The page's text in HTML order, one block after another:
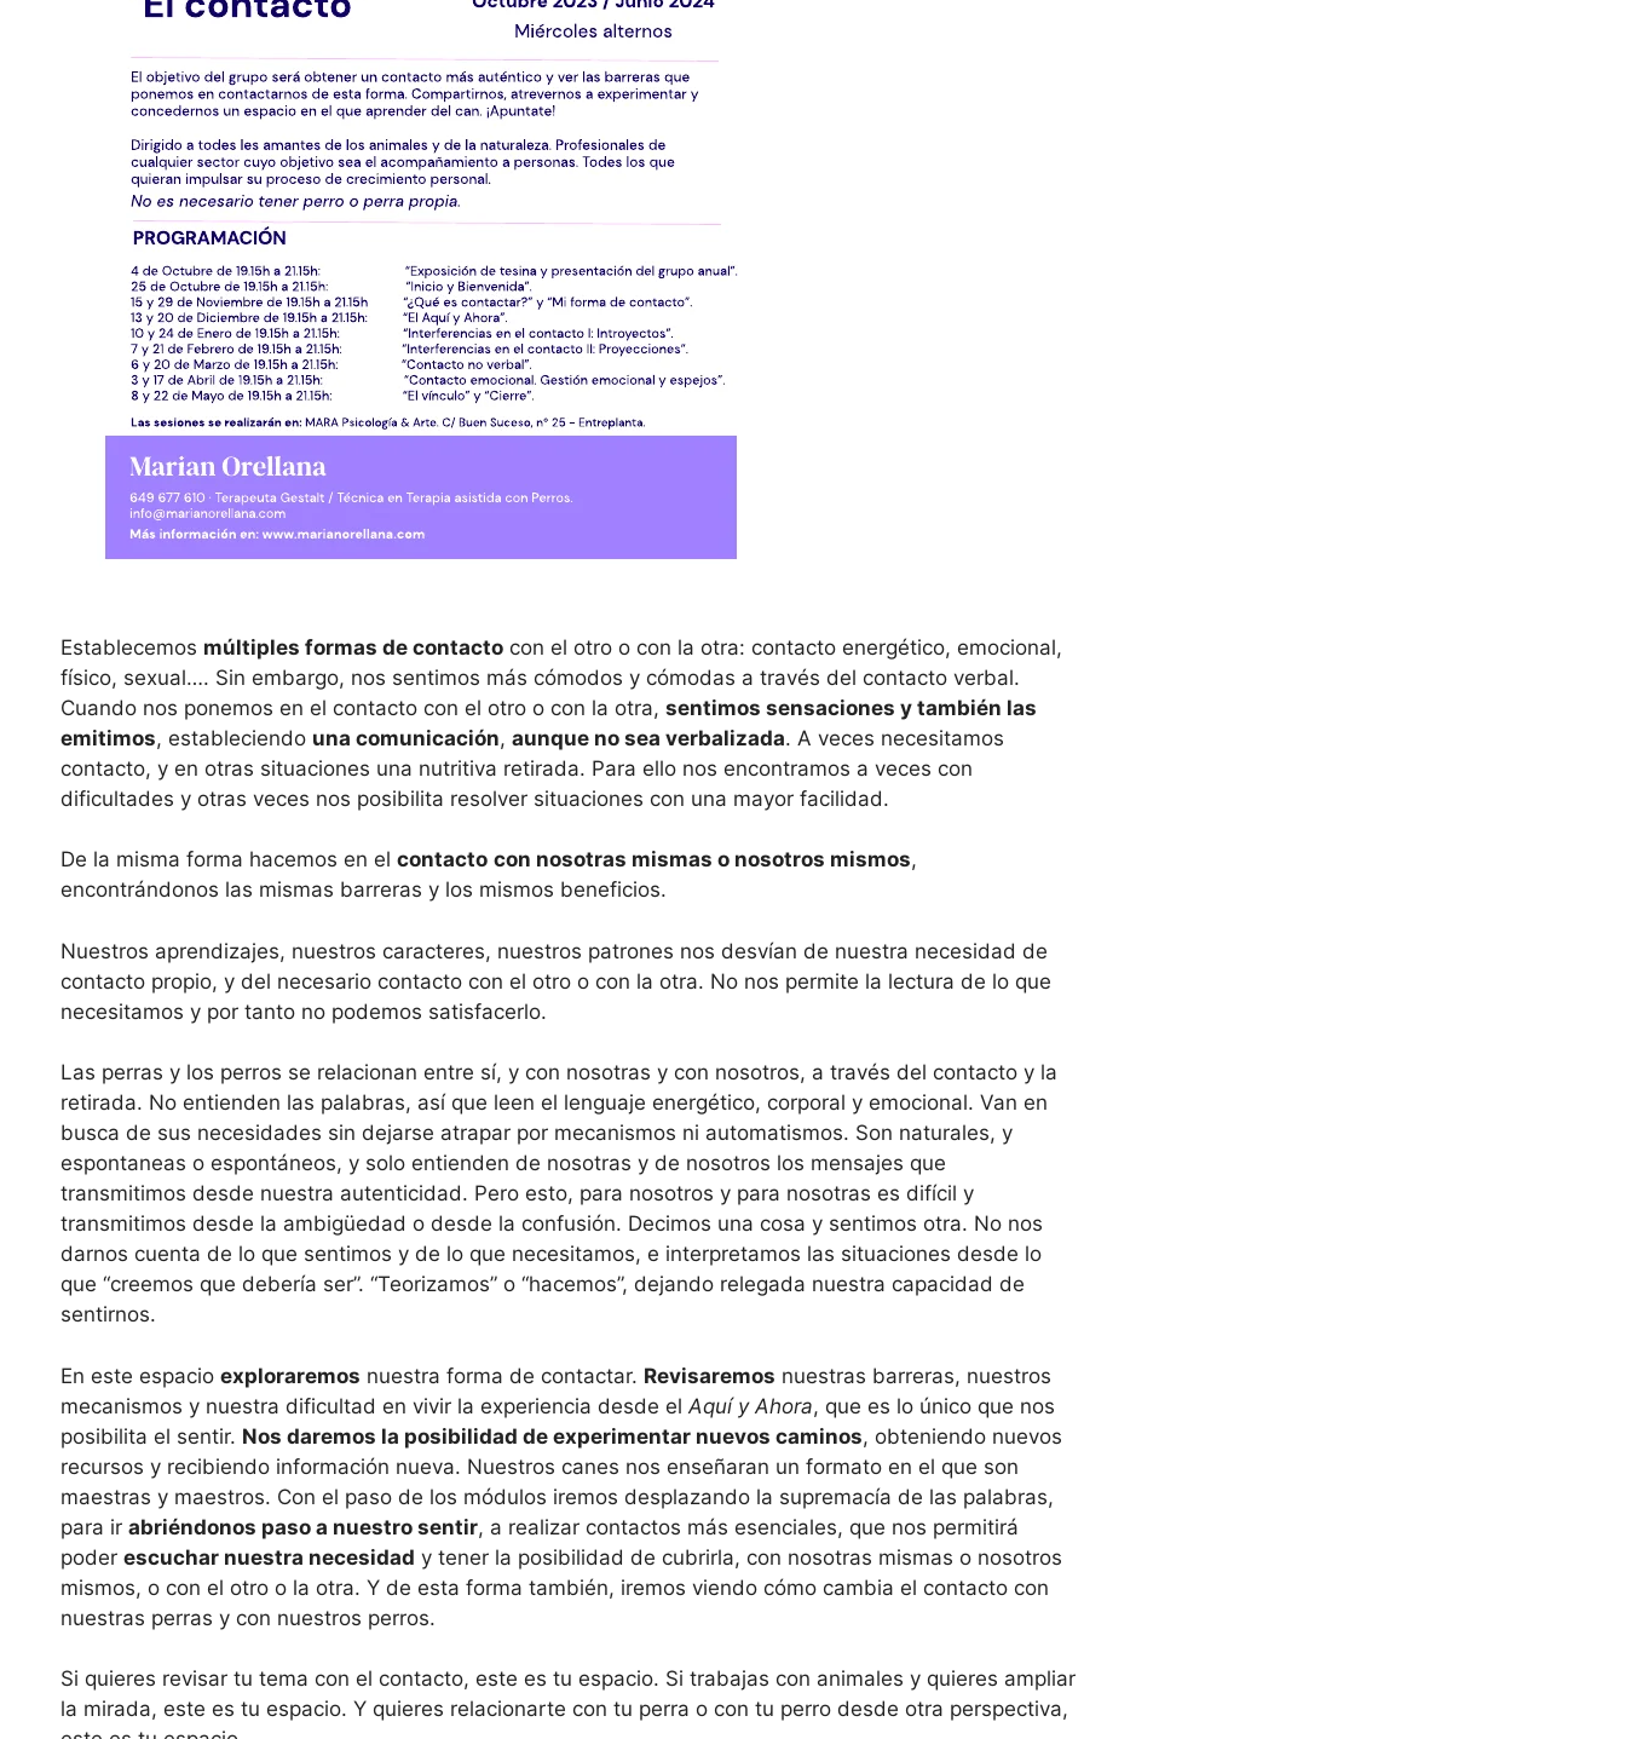
Establecemos múltiples formas de contacto con el otro o con la otra: contacto energético, emocional,
físico, sexual…. Sin embargo, nos sentimos más cómodos y cómodas a través del contacto verbal.
Cuando nos ponemos en el contacto con el otro o con la otra, sentimos sensaciones y también las
emitimos, estableciendo una comunicación, aunque no sea verbalizada. A veces necesitamos
contacto, y en otras situaciones una nutritiva retirada. Para ello nos encontramos a veces con
dificultades y otras veces nos posibilita resolver situaciones con una mayor facilidad.
De la misma forma hacemos en el contacto con nosotras mismas o nosotros mismos,
encontrándonos las mismas barreras y los mismos beneficios.
Nuestros aprendizajes, nuestros caracteres, nuestros patrones nos desvían de nuestra necesidad de
contacto propio, y del necesario contacto con el otro o con la otra. No nos permite la lectura de lo que
necesitamos y por tanto no podemos satisfacerlo.
Las perras y los perros se relacionan entre sí, y con nosotras y con nosotros, a través del contacto y la
retirada. No entienden las palabras, así que leen el lenguaje energético, corporal y emocional. Van en
busca de sus necesidades sin dejarse atrapar por mecanismos ni automatismos. Son naturales, y
espontaneas o espontáneos, y solo entienden de nosotras y de nosotros los mensajes que
transmitimos desde nuestra autenticidad. Pero esto, para nosotros y para nosotras es difícil y
transmitimos desde la ambigüedad o desde la confusión. Decimos una cosa y sentimos otra. No nos
darnos cuenta de lo que sentimos y de lo que necesitamos, e interpretamos las situaciones desde lo
que “creemos que debería ser”. “Teorizamos” o “hacemos”, dejando relegada nuestra capacidad de
sentirnos.
En este espacio exploraremos nuestra forma de contactar. Revisaremos nuestras barreras, nuestros
mecanismos y nuestra dificultad en vivir la experiencia desde el Aquí y Ahora, que es lo único que nos
posibilita el sentir. Nos daremos la posibilidad de experimentar nuevos caminos, obteniendo nuevos
recursos y recibiendo información nueva. Nuestros canes nos enseñaran un formato en el que son
maestras y maestros. Con el paso de los módulos iremos desplazando la supremacía de las palabras,
para ir abriéndonos paso a nuestro sentir, a realizar contactos más esenciales, que nos permitirá
poder escuchar nuestra necesidad y tener la posibilidad de cubrirla, con nosotras mismas o nosotros
mismos, o con el otro o la otra. Y de esta forma también, iremos viendo cómo cambia el contacto con
nuestras perras y con nuestros perros.
Si quieres revisar tu tema con el contacto, este es tu espacio. Si trabajas con animales y quieres ampliar
la mirada, este es tu espacio. Y quieres relacionarte con tu perra o con tu perro desde otra perspectiva,